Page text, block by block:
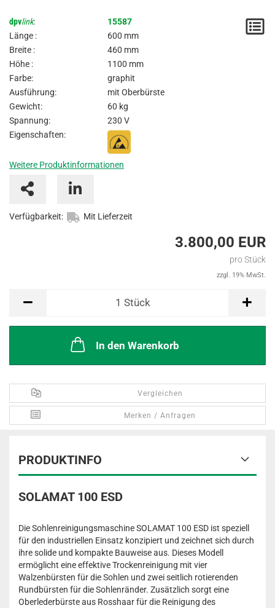
dpvlink:
15587
Länge :
600 mm
Breite :
460 mm
Höhe :
1100 mm
Farbe:
graphit
Ausführung:
mit Oberbürste
Gewicht:
60 kg
Spannung:
230 V
Eigenschaften:
Weitere Produktinformationen
Verfügbarkeit: Mit Lieferzeit
3.800,00 EUR
pro Stück
zzgl. 19% MwSt.
1 Stück
In den Warenkorb
Vergleichen
Merken / Anfragen
PRODUKTINFO
SOLAMAT 100 ESD
Die Sohlenreinigungsmaschine SOLAMAT 100 ESD ist speziell
für den industriellen Einsatz konzipiert und zeichnet sich durch
ihre solide und kompakte Bauweise aus. Dieses Modell
ermöglicht eine effektive Trockenreinigung mit vier
Walzenbürsten für die Sohlen und zwei seitlich rotierenden
Rundbürsten für die Sohlenränder. Zusätzlich sorgt eine
Oberlederbürste aus Rosshaar für die Reinigung des